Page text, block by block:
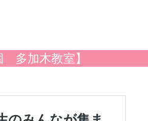
多加木教室】